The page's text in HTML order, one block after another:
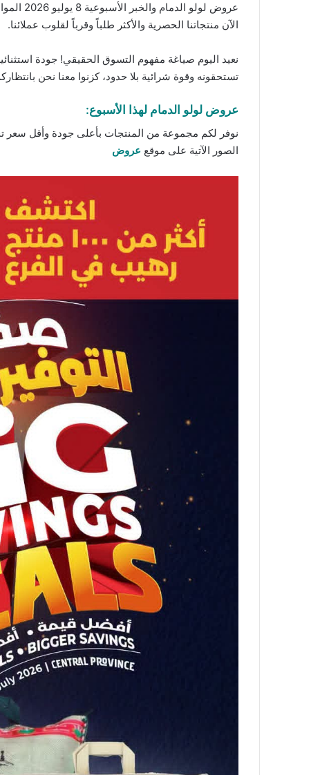
الآن منتجاتنا الحصرية والأكثر طلباً وقرباً لقلوب عملائنا.
نعيد اليوم صياغة مفهوم التسوق الحقيقي! جودة
تستحقونه وقوة شرائية بلا حدود، كزنوا معنا نحن
عروض لولو الدمام لهذا الأسبوع:
نوفر لكم مجموعة من المنتجات بأعلى جودة وأقل سعر
الصور الآتية على موقع عروض